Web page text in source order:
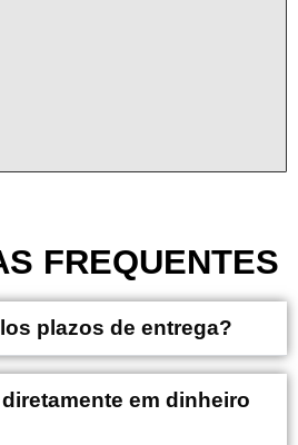
FREQUENTES
plazos de entrega?
em dinheiro